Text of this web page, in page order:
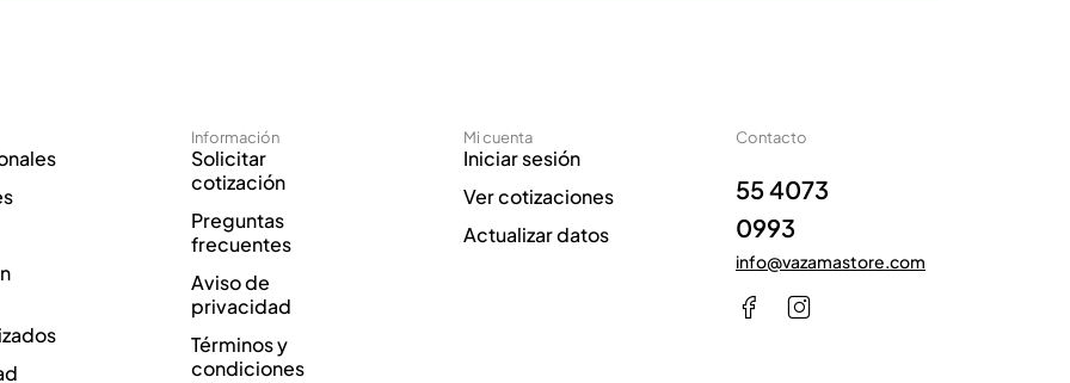
Información
Solicitar
cotización
Preguntas
frecuentes
Aviso de
privacidad
Términos y
condiciones
Mi cuenta
Iniciar sesión
Ver cotizaciones
Actualizar datos
Contacto
55 4073
0993
info@vazamastore.com